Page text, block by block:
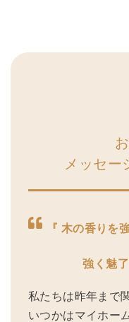
メッセー
『 木の香りを
強く魅
私たちは昨年まで
いつかはマイホー